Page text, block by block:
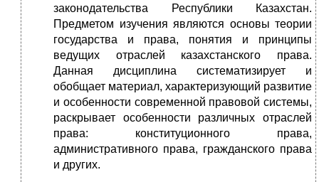
законодательства Республики Казахстан.
Предметом изучения являются основы теории
государства и права, понятия и принципы
ведущих отраслей казахстанского права.
Данная дисциплина систематизирует и
обобщает материал, характеризующий развитие
и особенности современной правовой системы,
раскрывает особенности различных отраслей
права: конституционного права,
административного права, гражданского права
и других.